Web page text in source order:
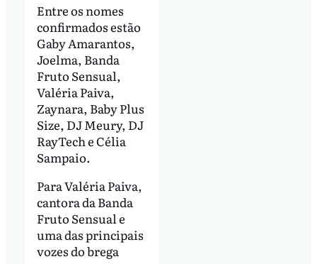
Entre os nomes
confirmados estão
Gaby Amarantos,
Joelma, Banda
Fruto Sensual,
Valéria Paiva,
Zaynara, Baby Plus
Size, DJ Meury, DJ
RayTech e Célia
Sampaio.
Para Valéria Paiva,
cantora da Banda
Fruto Sensual e
uma das principais
vozes do brega